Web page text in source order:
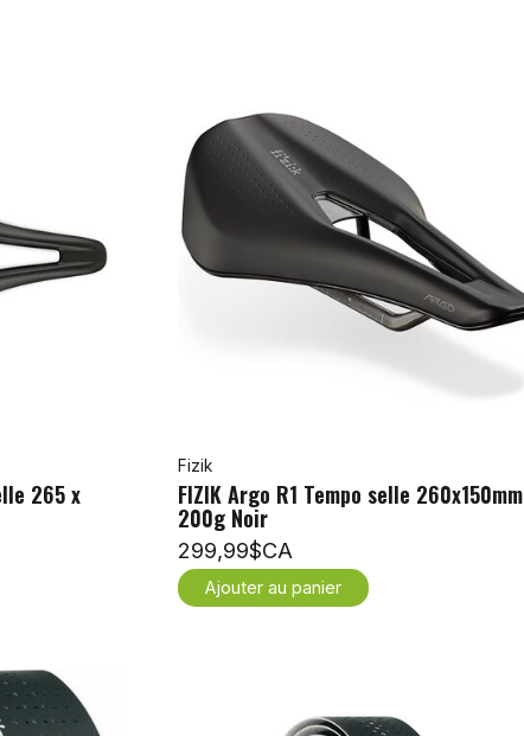
265 x
Fizik
FIZIK Argo R1 Tempo selle 260x150mm
200g Noir
299,99$CA
Ajouter au panier